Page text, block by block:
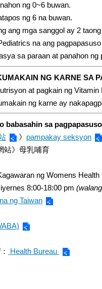
ng 0~6 buwan.
ng 6 na buwan.
ang mga sanggol ay 2
na ang
sa paraan at panahon
NG KARNE SA
at pagkain ng
ng karne ay
babasahin sa
》 pampakay seksyon
站》母乳哺育
ng Womens Health
8:00-18:00 pm
ng Taiwan
Health Bureau